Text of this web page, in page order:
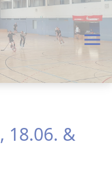
menu
, 18.06. &